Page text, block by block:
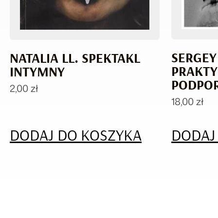
NATALIA LL. SPEKTAKL
INTYMNY
2,00zł
DODAJ DO KOSZYKA
18,00zł